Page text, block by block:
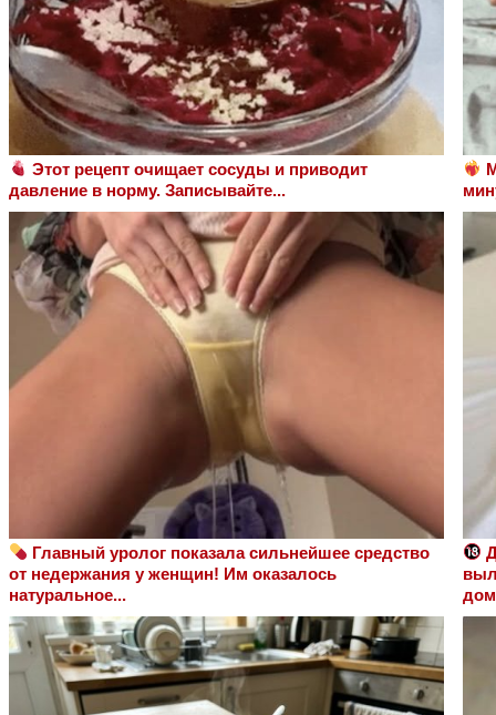
Этот рецепт очищает сосуды и приводит
давление в норму. Записывайте...
Главный уролог показала сильнейшее средство
от недержания у женщин! Им оказалось
натуральное...